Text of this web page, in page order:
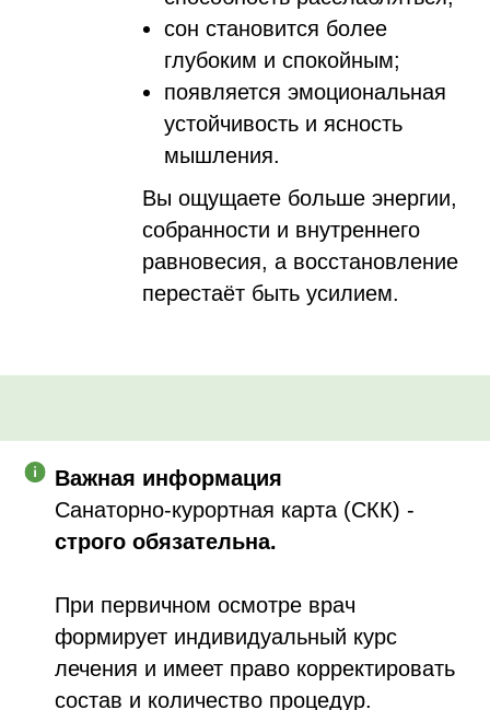
сон становится более
глубоким и спокойным;
появляется эмоциональная
устойчивость и ясность
мышления.
Вы ощущаете больше энергии,
собранности и внутреннего
равновесия, а восстановление
перестаёт быть усилием.
Важная информация
Санаторно-курортная карта (СКК) -
строго обязательна.
При первичном осмотре врач
формирует индивидуальный курс
лечения и имеет право корректировать
состав и количество процедур.